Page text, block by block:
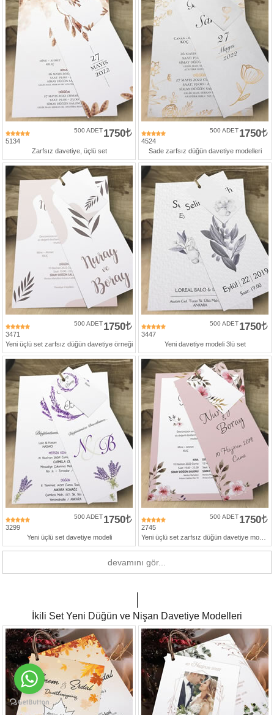
5134
1750
500 ADET
Zarfsız davetiye, üçlü set
4524
1750
500 ADET
Sade zarfsız düğün davetiye modelleri
3471
1750
500 ADET
Yeni üçlü set zarfsız düğün davetiye örneği
3447
1750
500 ADET
Yeni davetiye modeli 3lü set
3299
1750
500 ADET
Yeni üçlü set davetiye modeli
2745
1750
500 ADET
devamını gör...
İkili Set Yeni Düğün ve Nişan Davetiye Modelleri